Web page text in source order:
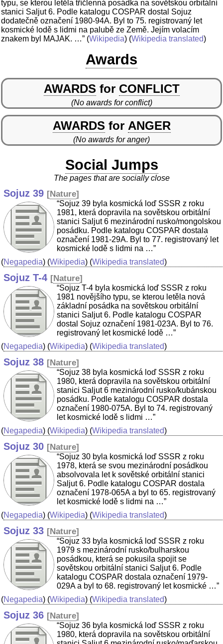
typu, se kterou letěla tříčlenná posádka na sovětskou orbitální
stanici Saljut 6. Podle katalogu COSPAR dostal Sojuz
dodatečně označení 1980-94A. Byl to 75. registrovaný let
kosmické lodě s lidmi na palubě ze Země. Jejím volacím
znakem byl MAJAK. …” (Wikipedia) (Wikipedia translated)
Awards
AWARDS for CONFLICT
(No awards for conflict)
AWARDS for ANGER
(No awards for anger)
Social Jumps
The pages that are socially close
Sojuz 39 [Nature]
“Sojuz 39 byla kosmická loď SSSR z roku
1981, která dopravila na sovětskou orbitální
stanici Saljut 6 mezinárodní rusko/mongolskou
posádku. Podle katalogu COSPAR dostala
označení 1981-29A. Byl to 77. registrovaný let
kosmické lodě s lidmi na …”
(Negapedia) (Wikipedia) (Wikipedia translated)
Sojuz T-4 [Nature]
“Sojuz T-4 byla kosmická loď SSSR z roku
1981 novějšího typu, se kterou letěla nová
základní posádka na sovětskou orbitální
stanici Saljut 6. Podle katalogu COSPAR
dostal Sojuz označení 1981-023A. Byl to 76.
registrovaný let kosmické lodě …”
(Negapedia) (Wikipedia) (Wikipedia translated)
Sojuz 38 [Nature]
“Sojuz 38 byla kosmická loď SSSR z roku
1980, která dopravila na sovětskou orbitální
stanici Saljut 6 mezinárodní rusko/kubánskou
posádku. Podle katalogu COSPAR dostala
označení 1980-075A. Byl to 74. registrovaný
let kosmické lodě s lidmi …”
(Negapedia) (Wikipedia) (Wikipedia translated)
Sojuz 30 [Nature]
“Sojuz 30 byla kosmická loď SSSR z roku
1978, která se svou mezinárodní posádkou
absolvovala let k sovětské orbitální stanici
Saljut 6. Podle katalogu COSPAR dostala
označení 1978-065A a byl to 65. registrovaný
let kosmické lodě s lidmi na …”
(Negapedia) (Wikipedia) (Wikipedia translated)
Sojuz 33 [Nature]
“Sojuz 33 byla kosmická loď SSSR z roku
1979 s mezinárodní rusko/bulharskou
posádkou, která se pokusila spojit se
sovětskou orbitální stanici Saljut 6. Podle
katalogu COSPAR dostala označení 1979-
029A a byl to 68. registrovaný let kosmické …”
(Negapedia) (Wikipedia) (Wikipedia translated)
Sojuz 36 [Nature]
“Sojuz 36 byla kosmická loď SSSR z roku
1980, která dopravila na sovětskou orbitální